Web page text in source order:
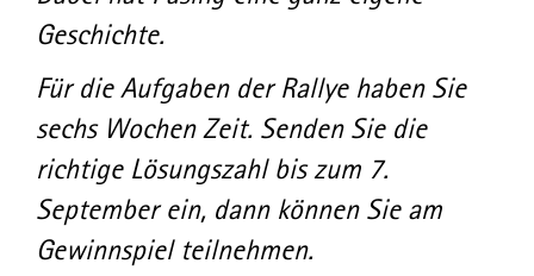
Geschichte.
Für die Aufgaben der Rallye haben Sie
sechs Wochen Zeit. Senden Sie die
richtige Lösungszahl bis zum 7.
September ein, dann können Sie am
Gewinnspiel teilnehmen.